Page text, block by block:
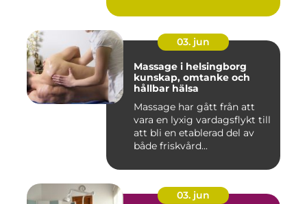
03. jun
Massage i helsingborg
kunskap, omtanke och
hållbar hälsa
Massage har gått från att
vara en lyxig vardagsflykt till
att bli en etablerad del av
både friskvård...
03. jun